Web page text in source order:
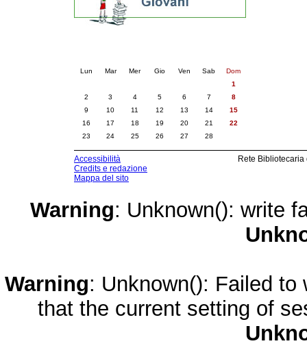
Lun Mar Mer Gio Ven Sab
Dom
1
2
3 4 5 6 7
8
9
10 11 12 13 14
15
16
17 18 19 20 21
22
23
24 25 26 27 28
Accessibilità
Credits e redazione
Mappa del sito
Rete
Warning: Unknown(): write
Warning: Unknown(): Failed
that the current setting of